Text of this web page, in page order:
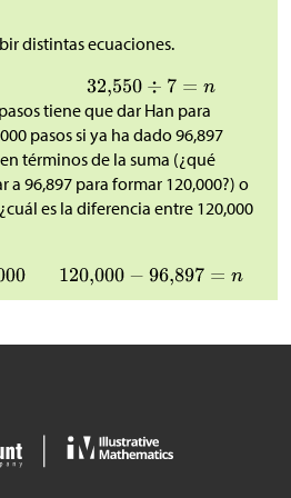
distintas ecuaciones.
tiene que dar Han para
pasos si ya ha dado 96,897
términos de la suma (¿qué
a 96,897 para formar 120,000?) o
es la diferencia entre 120,000